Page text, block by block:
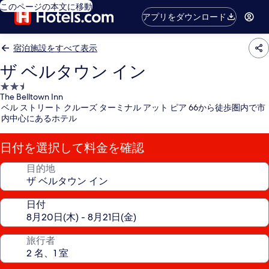
このページの本文に移動
アプリをダウンロード
宿泊施設をすべて表示
ザ ベルタウン イン
2.5
つ
星
宿
泊
施
設
The Belltown Inn
ベル ストリート クルーズ ターミナル アット ピア 66から徒歩圏内で市
内中心にあるホテル
日付を選択して料金を確認
目的地
日付
旅行者